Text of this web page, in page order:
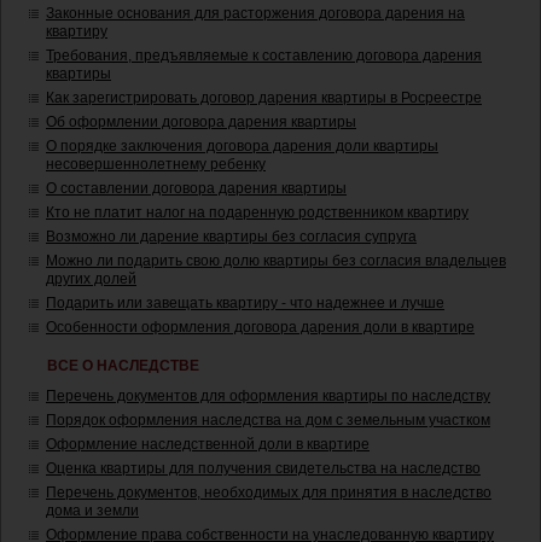
Законные основания для расторжения договора дарения на
квартиру
Требования, предъявляемые к составлению договора дарения
квартиры
Как зарегистрировать договор дарения квартиры в Росреестре
Об оформлении договора дарения квартиры
О порядке заключения договора дарения доли квартиры
несовершеннолетнему ребенку
О составлении договора дарения квартиры
Кто не платит налог на подаренную родственником квартиру
Возможно ли дарение квартиры без согласия супруга
Можно ли подарить свою долю квартиры без согласия владельцев
других долей
Подарить или завещать квартиру - что надежнее и лучше
Особенности оформления договора дарения доли в квартире
ВСЕ О НАСЛЕДСТВЕ
Перечень документов для оформления квартиры по наследству
Порядок оформления наследства на дом с земельным участком
Оформление наследственной доли в квартире
Оценка квартиры для получения свидетельства на наследство
Перечень документов, необходимых для принятия в наследство
дома и земли
Оформление права собственности на унаследованную квартиру